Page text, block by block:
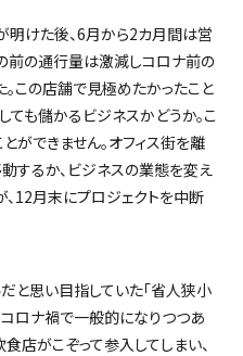
けた後、6月から2カ月間は営
前の通行量は激減しコロナ前の
この店舗で見極めたかったこと
ても儲かるビジネスかどうか。こ
ができません。オフィス街を離
するか、ビジネスの業態を変え
12月末にプロジェクトを中断
と思い目指していた「省人狭小
コロナ禍で一般的になりつつあ
店がこぞって参入してしまい、